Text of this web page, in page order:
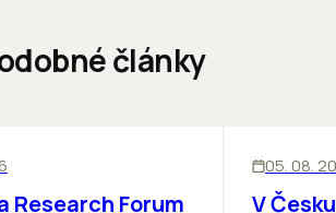
články
Research Forum
05. 08.
V